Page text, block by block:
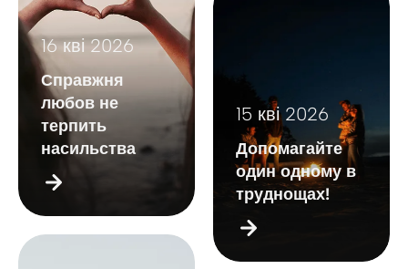
16 кві 2026
Справжня
любов не
терпить
насильства
15 кві 2026
Допомагайте
один одному в
труднощах!